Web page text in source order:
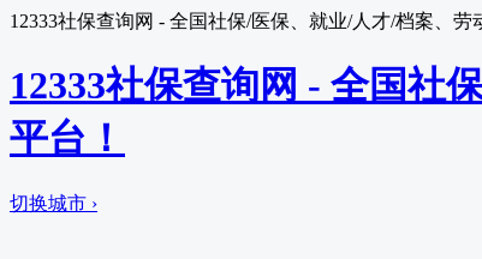
12333社保查询网 - 全国社保/医保、就业/人才/档案、
12333社保查询网 - 全国社
平台！
切换城市 ›